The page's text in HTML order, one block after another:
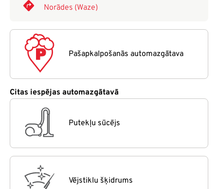
Norādes (Waze)
Pašapkalpošanās automazgātava
Citas iespējas automazgātavā
Putekļu sūcējs
Vējstiklu šķidrums